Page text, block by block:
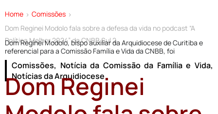
Home > Comissões >
Dom Reginei Modolo fala sobre a defesa da vida no podcast “A
Política Melhor 2024” da CNBB Sul 2
Dom Reginei Modolo, bispo auxiliar da Arquidiocese de Curitiba e
referencial para a Comissão Família e Vida da CNBB, foi
Comissões, Notícia da Comissão da Família e Vida,
Notícias da Arquidiocese
Dom Reginei